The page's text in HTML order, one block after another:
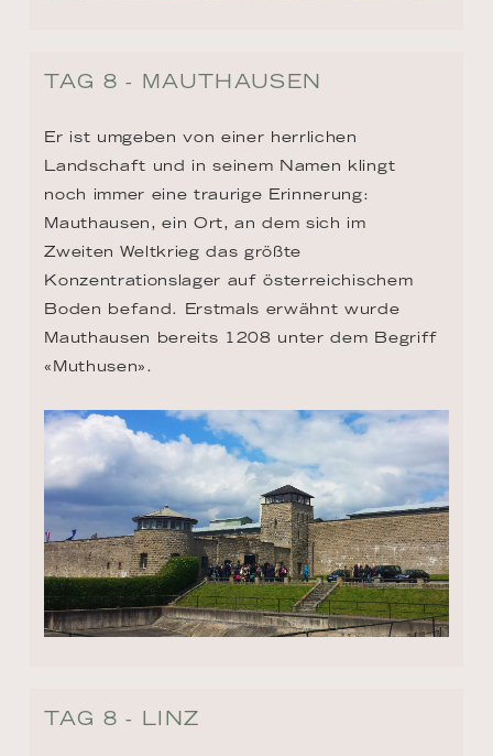
TAG 8 - MAUTHAUSEN
Er ist umgeben von einer herrlichen
Landschaft und in seinem Namen klingt
noch immer eine traurige Erinnerung:
Mauthausen, ein Ort, an dem sich im
Zweiten Weltkrieg das größte
Konzentrationslager auf österreichischem
Boden befand. Erstmals erwähnt wurde
Mauthausen bereits 1208 unter dem Begriff
«Muthusen».
TAG 8 - LINZ